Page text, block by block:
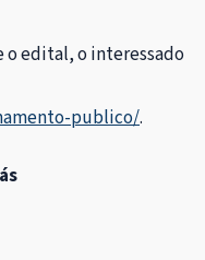
o edital, o interessado
publico/.